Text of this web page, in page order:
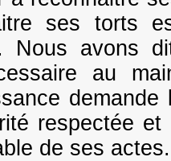
ses torts
Nous avons
au
respectée
de ses